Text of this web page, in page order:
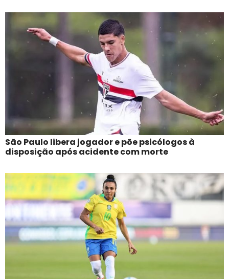
São Paulo libera jogador e põe psicólogos à
disposição após acidente com morte